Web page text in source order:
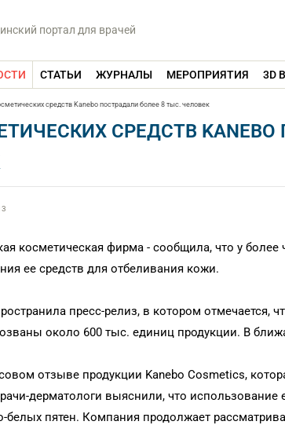
портал для врачей
СТАТЬИ ЖУРНАЛЫ МЕРОПРИЯТИЯ 3D
средств Kanebo пострадали более 8 тыс. человек
СРЕДСТВ
косметическая фирма - сообщила, что у
ее средств для отбеливания кожи.
пресс-релиз, в котором отмечается,
около 600 тыс. единиц продукции. В
отзыве продукции Kanebo Cosmetics,
дерматологи выяснили, что
белых пятен. Компания продолжает